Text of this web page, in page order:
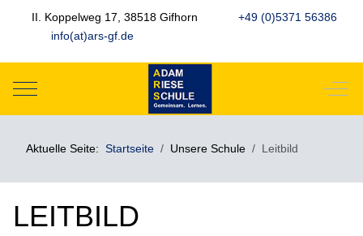
II. Koppelweg 17, 38518 Gifhorn
+49 (0)5371 56386
info(at)ars-gf.de
Mobile Menu Toggle Off-
Aktuelle Seite:Startseite Unsere Schule Leitbild
LEITBILD